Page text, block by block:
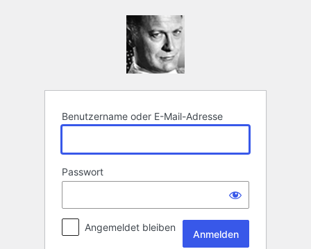
Benutzername oder E-Mail-Adresse
Passwort
Angemeldet bleiben